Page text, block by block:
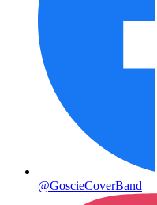
@GoscieCoverBand